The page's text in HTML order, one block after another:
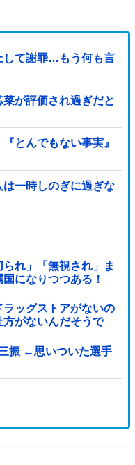
して謝罪…もう何も言
が評価され過ぎだと
とんでもない事実』
は一時しのぎに過ぎな
れ」「無視され」ま
になりつつある！
ッグストアがないの
がないんだそうで